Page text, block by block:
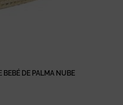
BEBÉ DE PALMA NUBE